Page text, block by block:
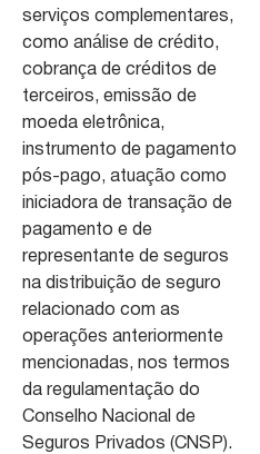
serviços complementares,
como análise de crédito,
cobrança de créditos de
terceiros, emissão de
moeda eletrônica,
instrumento de pagamento
pós-pago, atuação como
iniciadora de transação de
pagamento e de
representante de seguros
na distribuição de seguro
relacionado com as
operações anteriormente
mencionadas, nos termos
da regulamentação do
Conselho Nacional de
Seguros Privados (CNSP).